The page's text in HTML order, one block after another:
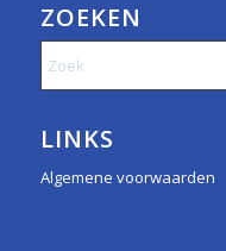
ZOEKEN
LINKS
Algemene voorwaarden